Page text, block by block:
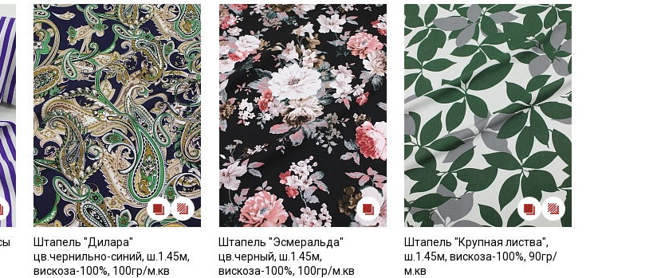
Штапель "Дилара"
цв.чернильно-синий, ш.1.45м,
вискоза-100%, 100гр/м.кв
Штапель "Эсмеральда"
цв.черный, ш.1.45м,
вискоза-100%, 100гр/м.кв
Штапель "Крупная листва",
ш.1.45м, вискоза-100%, 90гр/
м.кв
рассылка от
Купава
публикуем здесь дополнительные
и скидки до 30% на узкие
категории тканей
почта